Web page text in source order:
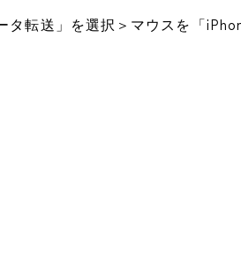
タ転送」を選択＞マウスを「